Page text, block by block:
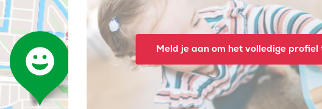
Meld je aan om het volledige profiel